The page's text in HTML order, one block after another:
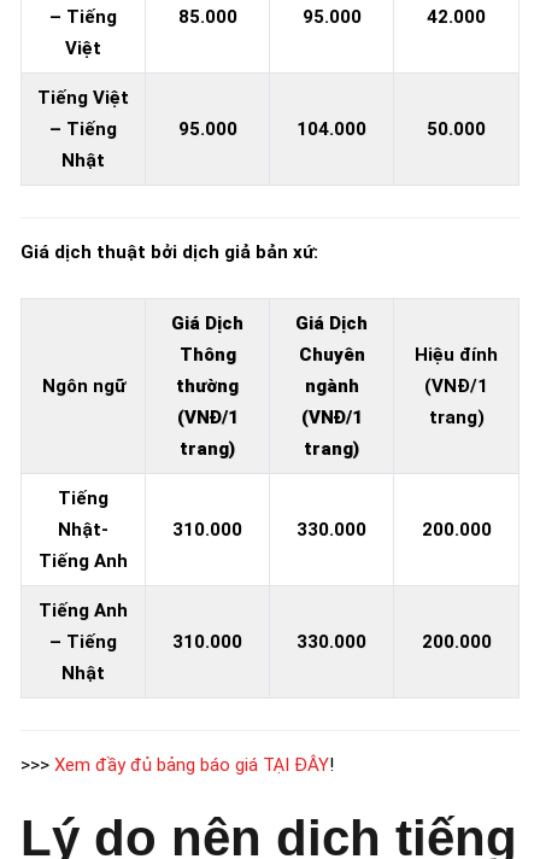
– Tiếng
Việt
85.000 95.000 42.000
Tiếng Việt
– Tiếng
Nhật
95.000 104.000 50.000
Giá dịch thuật bởi dịch giả bản xứ:
Ngôn ngữ
Giá Dịch
Thông
thường
(VNĐ/1
trang)
Giá Dịch
Chuyên
ngành
(VNĐ/1
trang)
Hiệu đính
(VNĐ/1
trang)
Tiếng
Nhật-
Tiếng Anh
310.000 330.000 200.000
Tiếng Anh
– Tiếng
Nhật
310.000 330.000 200.000
>>> Xem đầy đủ bảng báo giá TẠI ĐÂY!
Lý do nên dịch tiếng